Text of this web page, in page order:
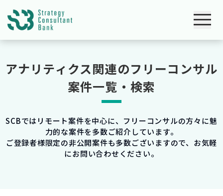
アナリティクス関連のフリーコンサル
案件一覧・検索
SCBではリモート案件を中心に、フリーコンサルの方々に魅
力的な案件を多数ご紹介しています。
ご登録者様限定の非公開案件も多数ございますので、お気軽
にお問い合わせください。